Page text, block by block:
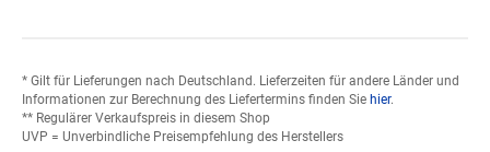
* Gilt für Lieferungen nach Deutschland. Lieferzeiten für andere Länder und
Informationen zur Berechnung des Liefertermins finden Sie hier.
** Regulärer Verkaufspreis in diesem Shop
UVP = Unverbindliche Preisempfehlung des Herstellers